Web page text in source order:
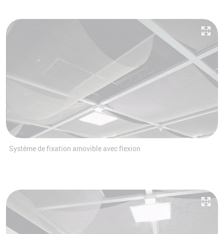
Système de fixation amovible avec flexion